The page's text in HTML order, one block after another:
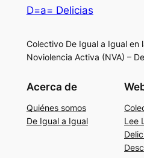
D=a= Delicias
Colectivo De Igual a Igual en
Noviolencia Activa (NVA) –
Acerca de
Quiénes somos
De Igual a Igual
Lee